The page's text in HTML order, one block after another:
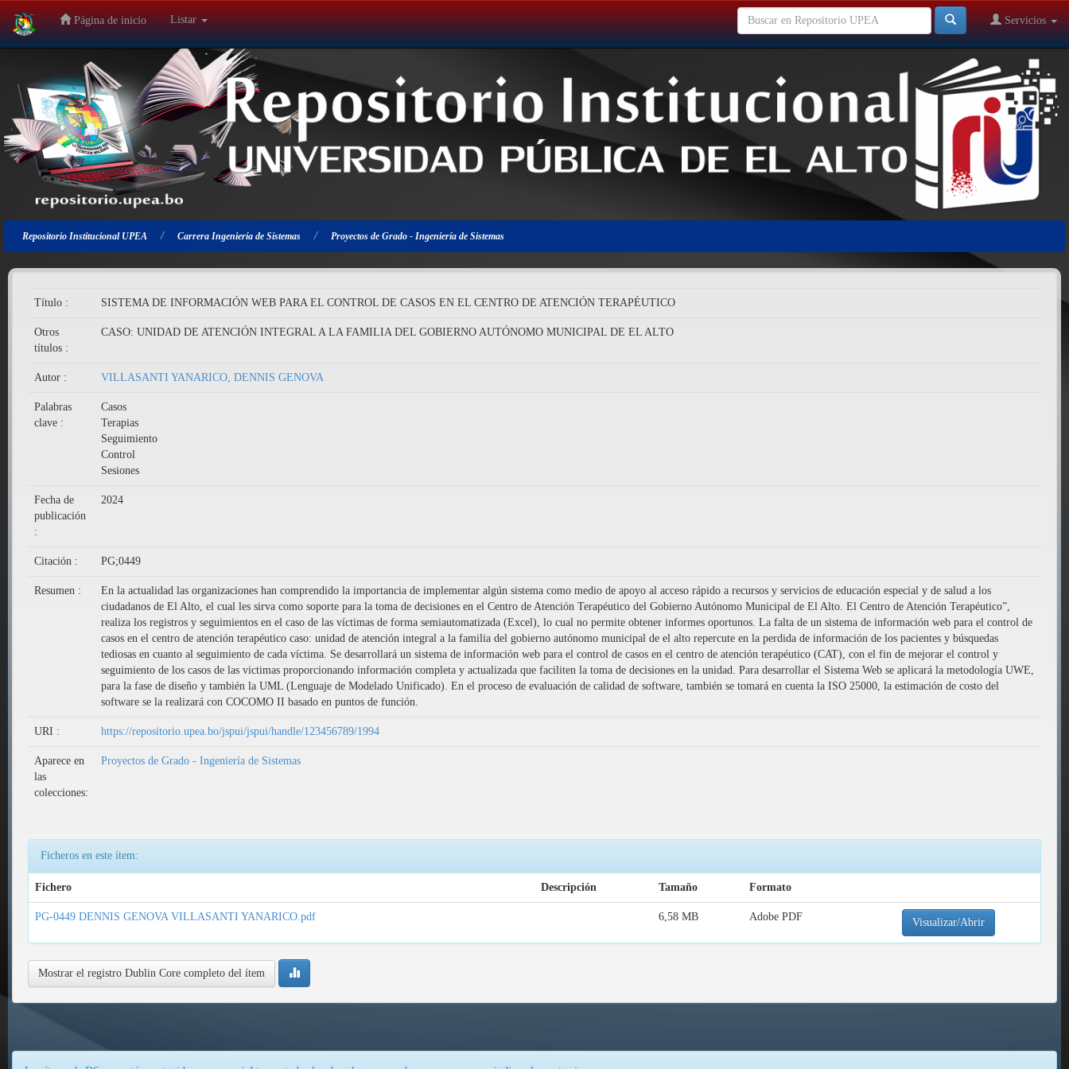
Salir
navegación
Página de inicio Listar Servicios
Repositorio Institucional UPEA Carrera Ingeniería de Sistemas Proyectos de Grado - Ingeniería de Sistemas
Título : SISTEMA DE INFORMACIÓN WEB PARA EL CONTROL DE CASOS EN EL CENTRO DE ATENCIÓN TERAPÉUTICO
Otros
títulos :
CASO: UNIDAD DE ATENCIÓN INTEGRAL A LA FAMILIA DEL GOBIERNO AUTÓNOMO MUNICIPAL DE EL ALTO
Autor : VILLASANTI YANARICO, DENNIS GENOVA
Palabras
clave :
Casos
Terapias
Seguimiento
Control
Sesiones
Fecha de
publicación
:
2024
Citación : PG;0449
Resumen :
En la actualidad las organizaciones han comprendido la importancia de implementar algún sistema como medio de apoyo al acceso rápido a recursos y servicios de educación especial y de salud a los
ciudadanos de El Alto, el cual les sirva como soporte para la toma de decisiones en el Centro de Atención Terapéutico del Gobierno Autónomo Municipal de El Alto. El Centro de Atención Terapéutico”,
realiza los registros y seguimientos en el caso de las víctimas de forma semiautomatizada (Excel), lo cual no permite obtener informes oportunos. La falta de un sistema de información web para el control de
casos en el centro de atención terapéutico caso: unidad de atención integral a la familia del gobierno autónomo municipal de el alto repercute en la perdida de información de los pacientes y búsquedas
tediosas en cuanto al seguimiento de cada víctima. Se desarrollará un sistema de información web para el control de casos en el centro de atención terapéutico (CAT), con el fin de mejorar el control y
seguimiento de los casos de las victimas proporcionando información completa y actualizada que faciliten la toma de decisiones en la unidad. Para desarrollar el Sistema Web se aplicará la metodología UWE,
para la fase de diseño y también la UML (Lenguaje de Modelado Unificado). En el proceso de evaluación de calidad de software, también se tomará en cuenta la ISO 25000, la estimación de costo del
software se la realizará con COCOMO II basado en puntos de función.
URI : https://repositorio.upea.bo/jspui/jspui/handle/123456789/1994
Aparece en
las
colecciones:
Proyectos de Grado - Ingeniería de Sistemas
Ficheros en este ítem:
Fichero Descripción Tamaño Formato
PG-0449 DENNIS GENOVA VILLASANTI YANARICO.pdf 6,58 MB Adobe PDF Visualizar/Abrir
Mostrar el registro Dublin Core completo del ítem